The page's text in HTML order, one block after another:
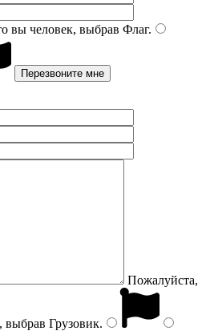
вы человек, выбрав Флаг.
Пожалуйста,
выбрав Грузовик.